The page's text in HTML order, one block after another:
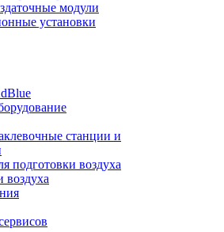
модули
установки
станции и
подготовки воздуха